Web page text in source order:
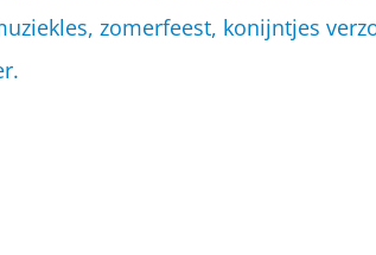
zomerfeest, konijntjes